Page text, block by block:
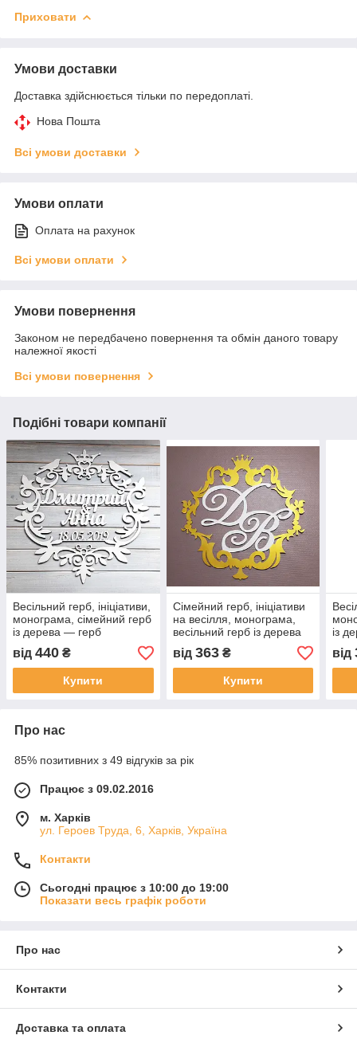
Приховати
Умови доставки
Доставка здійснюється тільки по передоплаті.
Нова Пошта
Всі умови доставки
Умови оплати
Оплата на рахунок
Всі умови оплати
Умови повернення
Законом не передбачено повернення та обмін даного товару
належної якості
Всі умови повернення
Подібні товари компанії
Весільний герб, ініціативи,
монограма, сімейний герб
із дерева — герб
від 440 ₴
Купити
Сімейний герб, ініціативи
на весілля, монограма,
весільний герб із дерева
— герб
від 363₴
Купити
із
від
Про нас
85% позитивних з 49 відгуків за рік
Працює з 09.02.2016
м. Харків
ул. Героев Труда, 6, Харків, Україна
Контакти
Сьогодні працює з 10:00 до 19:00
Показати весь графік роботи
Про нас
Контакти
Доставка та оплата